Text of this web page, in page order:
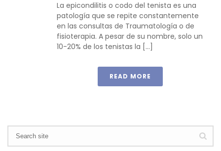
La epicondilitis o codo del tenista es una
patología que se repite constantemente
en las consultas de Traumatología o de
fisioterapia. A pesar de su nombre, solo un
10-20% de los tenistas la [...]
READ MORE